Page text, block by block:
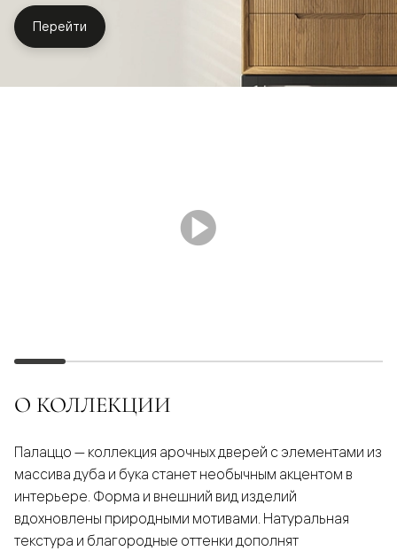
Перейти
О КОЛЛЕКЦИИ
Палаццо — коллекция арочных дверей с элементами из
массива дуба и бука станет необычным акцентом в
интерьере. Форма и внешний вид изделий
вдохновлены природными мотивами. Натуральная
текстура и благородные оттенки дополнят